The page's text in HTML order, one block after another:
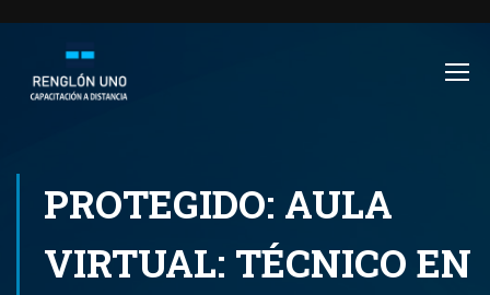
PROTEGIDO: AULA
VIRTUAL: TÉCNICO EN